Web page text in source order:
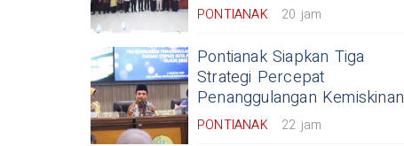
PONTIANAK 20 jam
Pontianak Siapkan Tiga
Strategi Percepat
Penanggulangan Kemiskinan
PONTIANAK 22 jam